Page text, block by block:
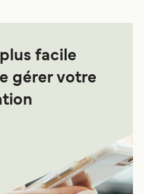
facile
gérer votre